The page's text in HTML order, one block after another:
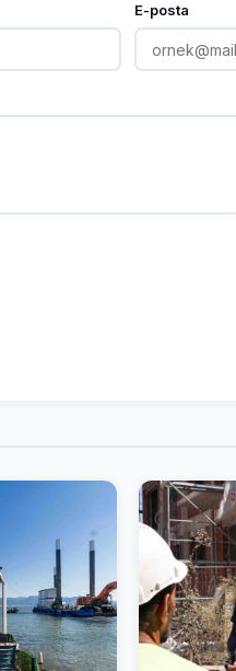
E-posta